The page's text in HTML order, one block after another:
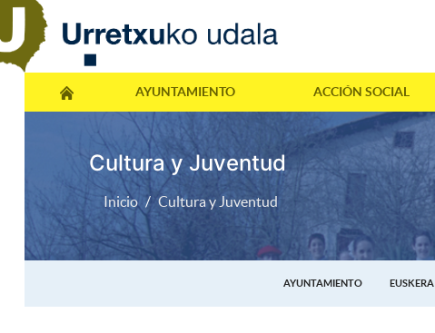
AYUNTAMIENTO ACCIÓN SOCIAL
Cultura y Juventud
Inicio Cultura y Juventud
AYUNTAMIENTO EUSKERA